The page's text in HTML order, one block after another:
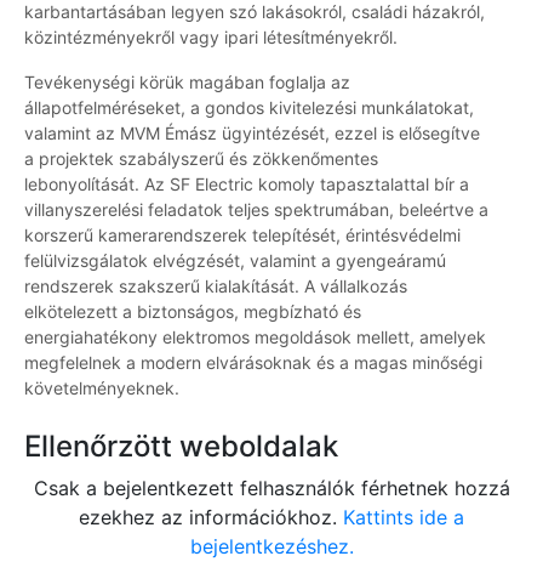
karbantartásában legyen szó lakásokról, családi házakról,
közintézményekről vagy ipari létesítményekről.
Tevékenységi körük magában foglalja az
állapotfelméréseket, a gondos kivitelezési munkálatokat,
valamint az MVM Émász ügyintézését, ezzel is elősegítve
a projektek szabályszerű és zökkenőmentes
lebonyolítását. Az SF Electric komoly tapasztalattal bír a
villanyszerelési feladatok teljes spektrumában, beleértve a
korszerű kamerarendszerek telepítését, érintésvédelmi
felülvizsgálatok elvégzését, valamint a gyengeáramú
rendszerek szakszerű kialakítását. A vállalkozás
elkötelezett a biztonságos, megbízható és
energiahatékony elektromos megoldások mellett, amelyek
megfelelnek a modern elvárásoknak és a magas minőségi
követelményeknek.
Ellenőrzött weboldalak
Csak a bejelentkezett felhasználók férhetnek hozzá
ezekhez az információkhoz. Kattints ide a
bejelentkezéshez.